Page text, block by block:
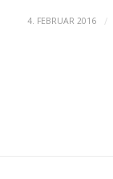
4. FEBRUAR 2016 /